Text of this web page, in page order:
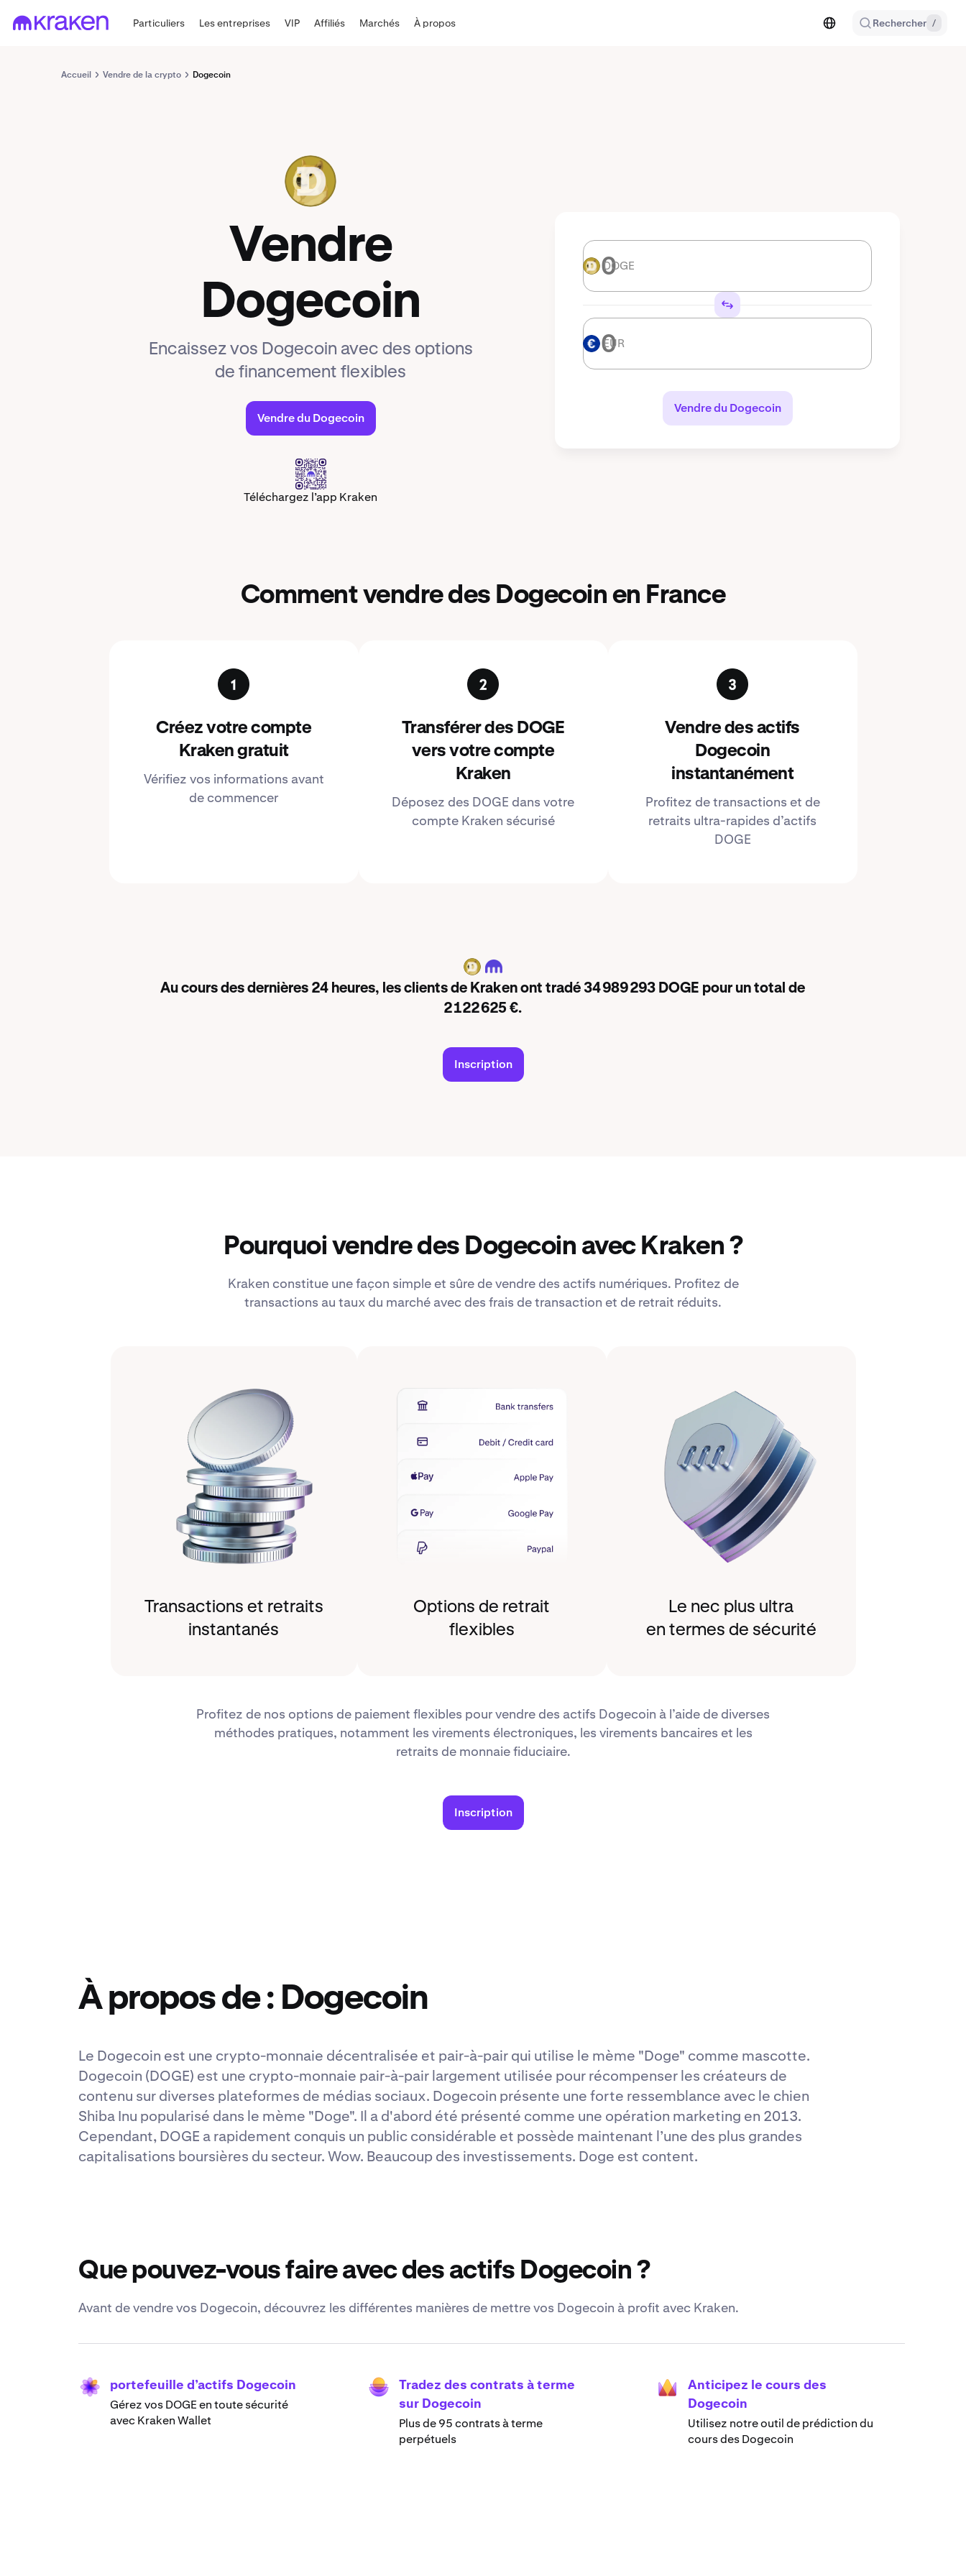
Particuliers Les entreprises VIP Affiliés Marchés À propos Rechercher /
Accueil Vendre de la crypto Dogecoin
Vendre
Dogecoin
Encaissez vos Dogecoin avec des options
de financement flexibles
Vendre du Dogecoin
Téléchargez l’app Kraken
DOGE DOGE
EUR EUR
Vendre du Dogecoin
Comment vendre des Dogecoin en France
Créez votre compte
Kraken gratuit
Vérifiez vos informations avant
de commencer
Transférer des DOGE
vers votre compte
Kraken
Déposez des DOGE dans votre
compte Kraken sécurisé
Vendre des actifs
Dogecoin
instantanément
Profitez de transactions et de
retraits ultra-rapides d’actifs
DOGE
DOGE
Au cours des dernières 24 heures, les clients de Kraken ont tradé 34 989 293 DOGE pour un total de
2 122 625 €.
Inscription
Pourquoi vendre des Dogecoin avec Kraken ?
Kraken constitue une façon simple et sûre de vendre des actifs numériques. Profitez de
transactions au taux du marché avec des frais de transaction et de retrait réduits.
Transactions et retraits
instantanés
Options de retrait
flexibles
Le nec plus ultra
en termes de sécurité
Profitez de nos options de paiement flexibles pour vendre des actifs Dogecoin à l’aide de diverses
méthodes pratiques, notamment les virements électroniques, les virements bancaires et les
retraits de monnaie fiduciaire.
Inscription
À propos de : Dogecoin
Le Dogecoin est une crypto-monnaie décentralisée et pair-à-pair qui utilise le mème "Doge" comme mascotte.
Dogecoin (DOGE) est une crypto-monnaie pair-à-pair largement utilisée pour récompenser les créateurs de
contenu sur diverses plateformes de médias sociaux. Dogecoin présente une forte ressemblance avec le chien
Shiba Inu popularisé dans le mème "Doge". Il a d'abord été présenté comme une opération marketing en 2013.
Cependant, DOGE a rapidement conquis un public considérable et possède maintenant l’une des plus grandes
capitalisations boursières du secteur. Wow. Beaucoup des investissements. Doge est content.
Que pouvez-vous faire avec des actifs Dogecoin ?
Avant de vendre vos Dogecoin, découvrez les différentes manières de mettre vos Dogecoin à profit avec Kraken.
portefeuille d’actifs Dogecoin
Gérez vos DOGE en toute sécurité
avec Kraken Wallet
Tradez des contrats à terme
sur Dogecoin
Plus de 95 contrats à terme
perpétuels
Anticipez le cours des
Dogecoin
Utilisez notre outil de prédiction du
cours des Dogecoin